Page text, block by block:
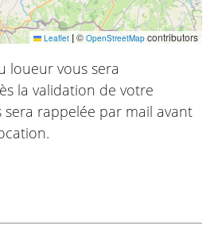
Leaflet |© OpenStreetMap contributors
loueur vous sera
la validation de votre
sera rappelée par mail avant